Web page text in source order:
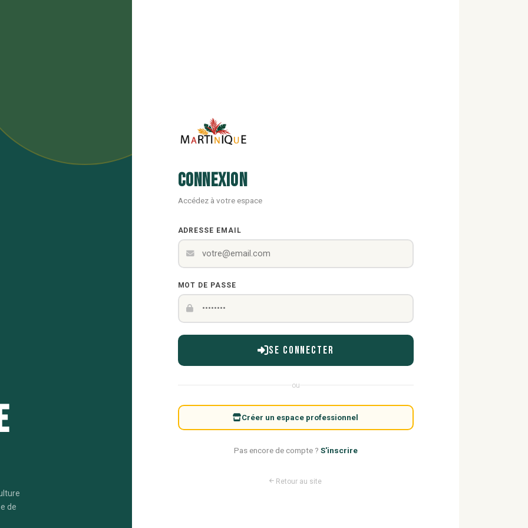
de
Connexion
Accédez à votre espace
ADRESSE EMAIL
MOT DE PASSE
Se connecter
ou
Créer un espace professionnel
Pas encore de compte ? S'inscrire
Retour au site